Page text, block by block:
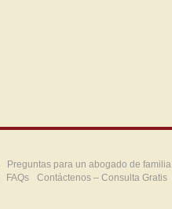
Preguntas para un abogado de familia
FAQs Contáctenos – Consulta Gratis